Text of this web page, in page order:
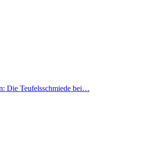
Die Teufelsschmiede bei…